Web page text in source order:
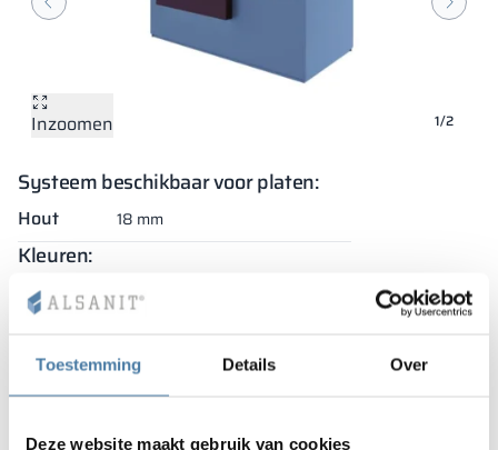
Toestemming Details Over
Deze website maakt gebruik van cookies
1/2
Inzoomen
Inzoomen
Systeem beschikbaar voor platen:
Hout 18 mm
Kleuren:
Recepties
San